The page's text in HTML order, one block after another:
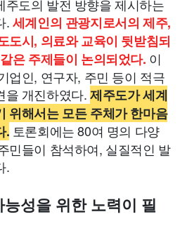
주도의 발전 방향을 제시하는
.세계인의 관광지로서의 제주,
도시, 의료와 교육이 뒷받침되
은 주제들이 논의되었다. 이
업인, 연구자, 주민 등이 적극
을 개진하였다.제주도가 세계
위해서는 모든 주체가 한마음
. 토론회에는 80여 명의 다양
민들이 참석하여, 실질적인 발
.
성을 위한 노력이 필